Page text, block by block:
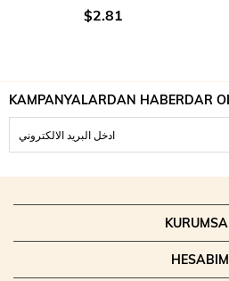
$2.81
KAMPANYALARDAN HABERDAR
HESABIM